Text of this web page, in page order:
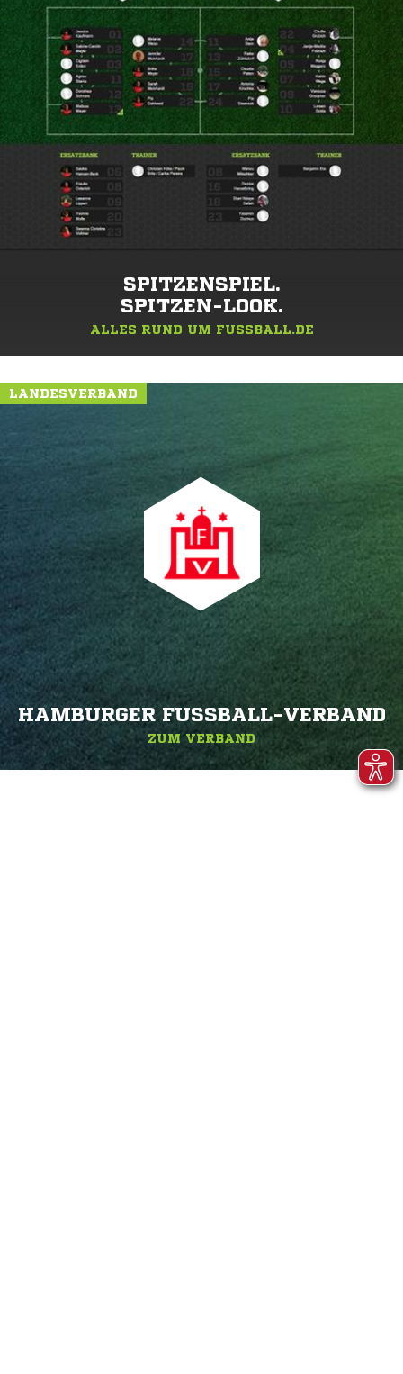
SPITZENSPIEL.
SPITZEN-LOOK.
ALLES RUND UM FUSSBALL.DE
LANDESVERBAND
HAMBURGER FUSSBALL-VERBAND
ZUM VERBAND